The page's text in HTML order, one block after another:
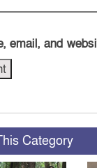
email, and
Category